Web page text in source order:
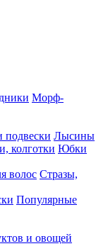
Морф-
подвески Лысины
колготки Юбки
волос Стразы,
Популярные
и овощей